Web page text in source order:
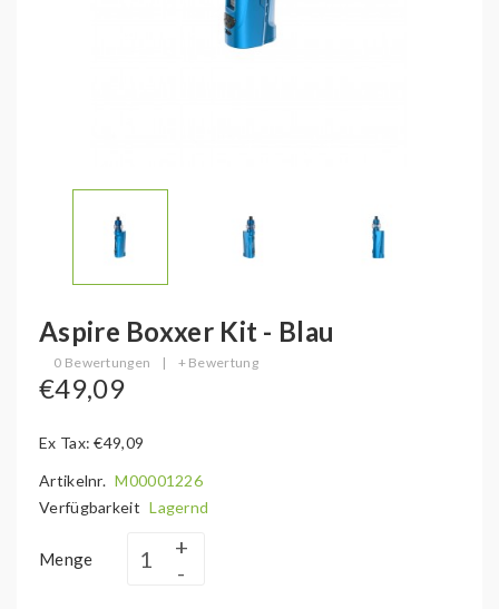
Aspire Boxxer Kit - Blau
0 Bewertungen | + Bewertung
€49,09
Ex Tax: €49,09
Artikelnr. M00001226
Verfügbarkeit Lagernd
Menge